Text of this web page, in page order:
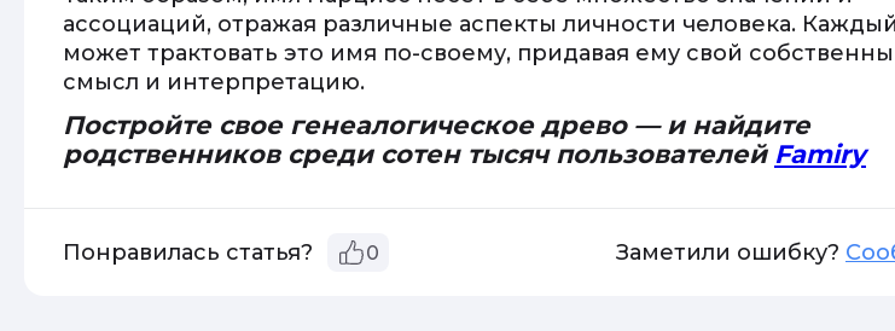
ассоциаций, отражая различные аспекты личности человека. Каждый
может трактовать это имя по-своему, придавая ему свой
смысл и интерпретацию.
Постройте свое генеалогическое древо — и найдите
родственников среди сотен тысяч пользователей Famiry
Понравилась статья? 0 Заметили ошибку?